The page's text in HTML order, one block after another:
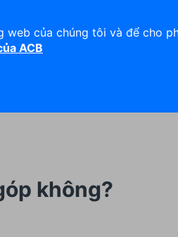
không?
của chúng tôi và để cho
ACB